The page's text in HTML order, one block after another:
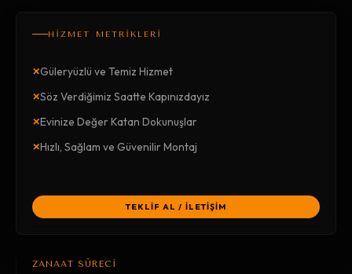
HİZMET METRİKLERİ
×Güleryüzlü ve Temiz Hizmet
×Söz Verdiğimiz Saatte Kapınızdayız
×Evinize Değer Katan Dokunuşlar
×Hızlı, Sağlam ve Güvenilir Montaj
TEKLİF AL / İLETİŞİM
ZANAAT SÜRECİ